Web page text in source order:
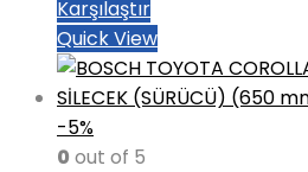
Karşılaştır
Quick View
-5%
0 out of 5